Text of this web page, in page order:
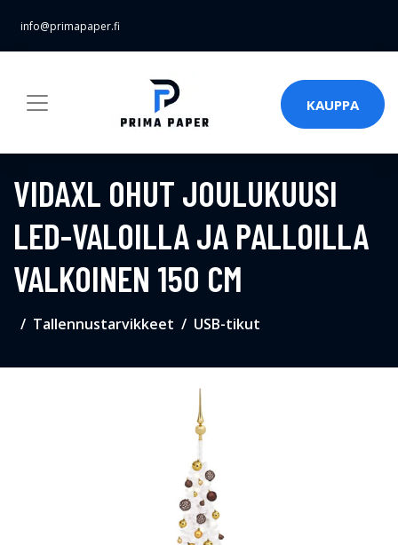
info@primapaper.fi
KAUPPA
VIDAXL OHUT JOULUKUUSI
LED-VALOILLA JA PALLOILLA
VALKOINEN 150 CM
Tallennustarvikkeet USB-tikut